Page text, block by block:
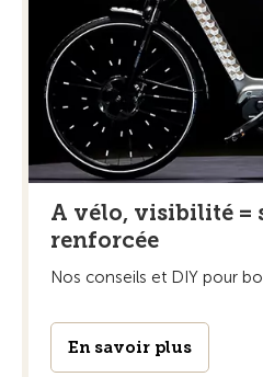
A vélo, visibilité =
renforcée
Nos conseils et DIY pour
En savoir plus